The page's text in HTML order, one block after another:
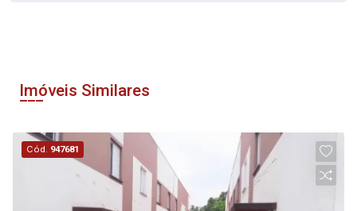
Imóveis Similares
Cód. 947681